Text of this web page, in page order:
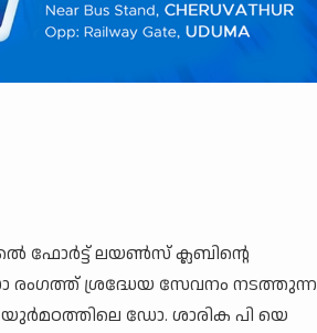
ഫോർട്ട് ലയൺസ് ക്ലബിന്റെ
ശ്രദ്ധേയ സേവനം നടത്തുന്ന
ഡോ. ശാരിക പി യെ